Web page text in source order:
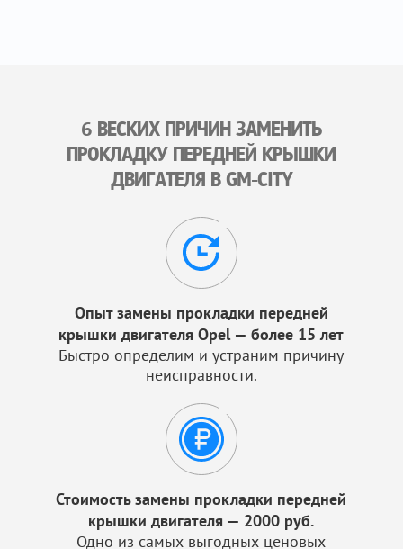
6 ВЕСКИХ ПРИЧИН ЗАМЕНИТЬ
ПРОКЛАДКУ ПЕРЕДНЕЙ КРЫШКИ
ДВИГАТЕЛЯ В GM-CITY
Опыт замены прокладки передней
крышки двигателя Opel — более 15 лет
Быстро определим и устраним причину
неисправности.
Стоимость замены прокладки передней
крышки двигателя — 2000 руб.
Одно из самых выгодных ценовых